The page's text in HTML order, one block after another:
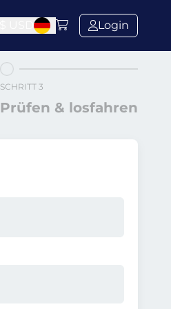
Login
SCHRITT 3
Prüfen & losfahren